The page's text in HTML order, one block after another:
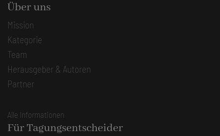
Über uns
Mission
Kategorie
Team
Herausgeber & Autoren
Partner
Alle Informationen
Für Tagungsentscheider